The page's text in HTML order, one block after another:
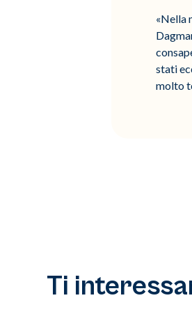
«Nella
stati
molto
Ti